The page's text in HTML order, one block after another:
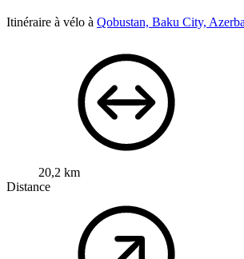
Itinéraire à vélo à Qobustan, Baku City,
20,2 km
Distance